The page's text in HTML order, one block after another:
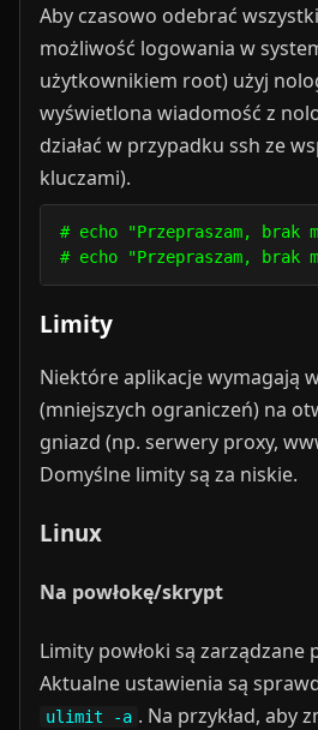
Aby czasowo odebrać
możliwość logowania w
użytkownikiem root) użyj
wyświetlona wiadomość z
działać w przypadku ssh ze
kluczami).
# echo "Przepraszam,
# echo "Przepraszam,
Limity
Niektóre aplikacje wymagają
(mniejszych ograniczeń) na
gniazd (np. serwery proxy,
Domyślne limity są za niskie.
Linux
Na powłokę/skrypt
Limity powłoki są zarządzane
Aktualne ustawienia są
ulimit -a . Na przykład, aby